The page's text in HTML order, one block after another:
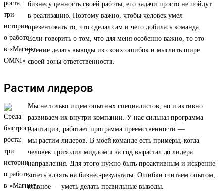
бизнесу ценность своей работы, его задачи просто не пойдут
в реализацию. Поэтому важно, чтобы человек умел
презентовать то, что сделал сам и чего добилась команда.
Если говорить о том, что для меня особенно важно, то это
умение делать выводы из своих ошибок и мыслить шире
своей зоны ответственности.
Растим лидеров
Мы не только ищем опытных специалистов, но и активно
развиваем их внутри компании. У нас сильная программа
адаптации, работает программа преемственности —
мы растим лидеров. В моей команде есть примеры, когда
человек приходил мидлом и за год вырастал до лидера
направления. Для этого нужно быть проактивным и искренне
хотеть влиять на бизнес-результаты. Ошибки считаем опытом,
главное — уметь делать правильные выводы.